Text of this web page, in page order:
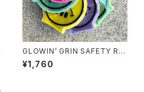
GLOWIN’ GRIN SAFETY RE
FLECTOR LIGHT, ver.2 by
Burrito Breath x Rubbish R
¥1,760